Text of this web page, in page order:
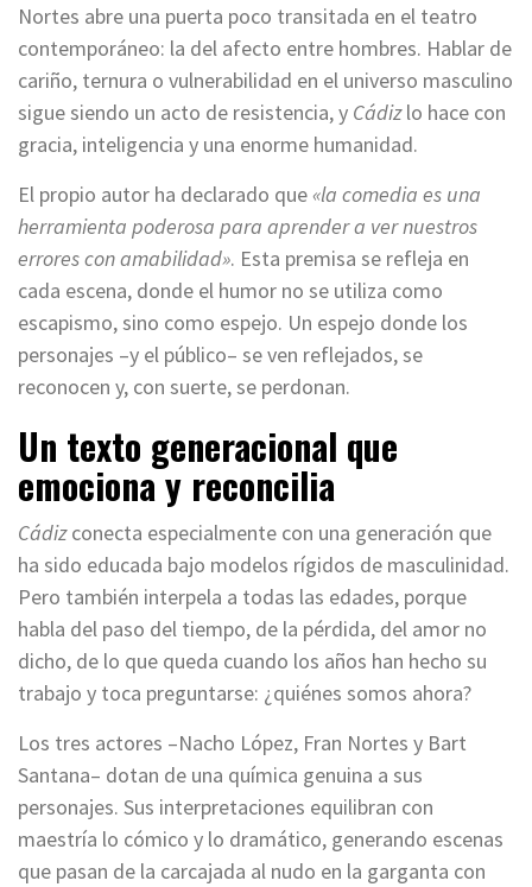
Nortes abre una puerta poco transitada en el teatro
contemporáneo: la del afecto entre hombres. Hablar de
cariño, ternura o vulnerabilidad en el universo masculino
sigue siendo un acto de resistencia, y Cádizlo hace con
gracia, inteligencia y una enorme humanidad.
El propio autor ha declarado que«la comedia es una
herramienta poderosa para aprender a ver nuestros
errores con amabilidad». Esta premisa se refleja en
cada escena, donde el humor no se utiliza como
escapismo, sino como espejo. Un espejo donde los
personajes –y el público– se ven reflejados, se
reconocen y, con suerte, se perdonan.
Un texto generacional que
emociona y reconcilia
Cádizconecta especialmente con una generación que
ha sido educada bajo modelos rígidos de masculinidad.
Pero también interpela a todas las edades, porque
habla del paso del tiempo, de la pérdida, del amor no
dicho, de lo que queda cuando los años han hecho su
trabajo y toca preguntarse: ¿quiénes somos ahora?
Los tres actores –Nacho López, Fran Nortes y Bart
Santana– dotan de una química genuina a sus
personajes. Sus interpretaciones equilibran con
maestría lo cómico y lo dramático, generando escenas
que pasan de la carcajada al nudo en la garganta con